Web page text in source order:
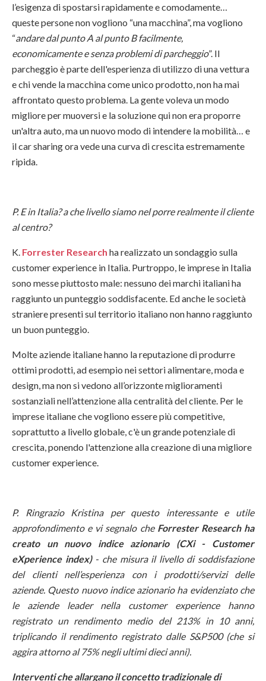
l’esigenza di spostarsi rapidamente e comodamente…
queste persone non vogliono “una macchina”, ma vogliono
“andare dal punto A al punto B facilmente,
economicamente e senza problemi di parcheggio”. Il
parcheggio è parte dell'esperienza di utilizzo di una vettura
e chi vende la macchina come unico prodotto, non ha mai
affrontato questo problema. La gente voleva un modo
migliore per muoversi e la soluzione qui non era proporre
un'altra auto, ma un nuovo modo di intendere la mobilità… e
il car sharing ora vede una curva di crescita estremamente
ripida.
P. E in Italia? a che livello siamo nel porre realmente il cliente
al centro?
K. Forrester Research ha realizzato un sondaggio sulla
customer experience in Italia. Purtroppo, le imprese in Italia
sono messe piuttosto male: nessuno dei marchi italiani ha
raggiunto un punteggio soddisfacente. Ed anche le società
straniere presentisul territorio italiano non hanno raggiunto
un buon punteggio.
Molte aziende italiane hanno la reputazione di produrre
ottimi prodotti, ad esempio nei settori alimentare, moda e
design, ma non si vedono all’orizzonte miglioramenti
sostanziali nell’attenzione alla centralità del cliente. Per le
imprese italiane che vogliono essere più competitive,
soprattutto a livello globale, c'è un grande potenziale di
crescita, ponendo l'attenzione alla creazione di una migliore
customer experience.
P. Ringrazio Kristina per questo interessante e utile
approfondimento e vi segnalo che Forrester Research ha
creato un nuovo indice azionario (CXi - Customer
eXperience index)- che misura il livello di soddisfazione
del clienti nell’esperienza con i prodotti/servizi delle
aziende. Questo nuovo indice azionario ha evidenziato che
le aziende leader nella customer experience hanno
registrato un rendimento medio del 213% in 10 anni,
triplicando il rendimento registrato dalle S&P500 (che si
aggira attorno al 75% negli ultimi dieci anni).
Interventi che allargano il concetto tradizionale di